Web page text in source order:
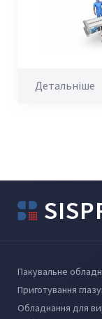
Детальніше
Пакувальне
Приготування
Обладнання для